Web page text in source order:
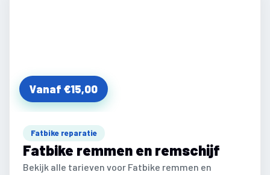
Vanaf €15,00
Fatbike reparatie
Fatbike remmen en remschijf
Bekijk alle tarieven voor Fatbike remmen en